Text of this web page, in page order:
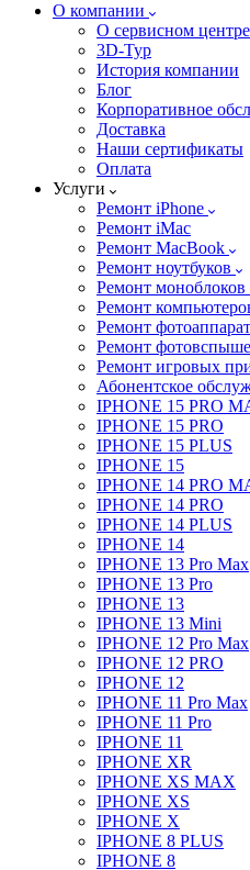
О компании
О сервисном
3D-Тур
История компании
Блог
Корпоративное
Доставка
Наши сертификаты
Оплата
Услуги
Ремонт iPhone
Ремонт iMac
Ремонт MacBook
Ремонт ноутбуков
Ремонт моноблоков
Ремонт
Ремонт
Ремонт
Ремонт игровых
Абонентское
IPHONE 15 PRO
IPHONE 15 PRO
IPHONE 15 PLUS
IPHONE 15
IPHONE 14 PRO
IPHONE 14 PRO
IPHONE 14 PLUS
IPHONE 14
IPHONE 13 Pro Max
IPHONE 13 Pro
IPHONE 13
IPHONE 13 Mini
IPHONE 12 Pro Max
IPHONE 12 PRO
IPHONE 12
IPHONE 11 Pro Max
IPHONE 11 Pro
IPHONE 11
IPHONE XR
IPHONE XS MAX
IPHONE XS
IPHONE X
IPHONE 8 PLUS
IPHONE 8